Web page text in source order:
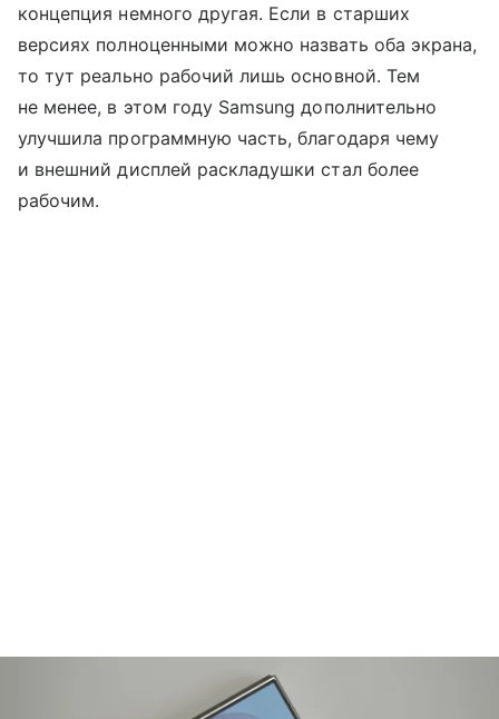
концепция немного другая. Если в старших
версиях полноценными можно назвать оба экрана,
то тут реально рабочий лишь основной. Тем
не менее, в этом году Samsung дополнительно
улучшила программную часть, благодаря чему
и внешний дисплей раскладушки стал более
рабочим.